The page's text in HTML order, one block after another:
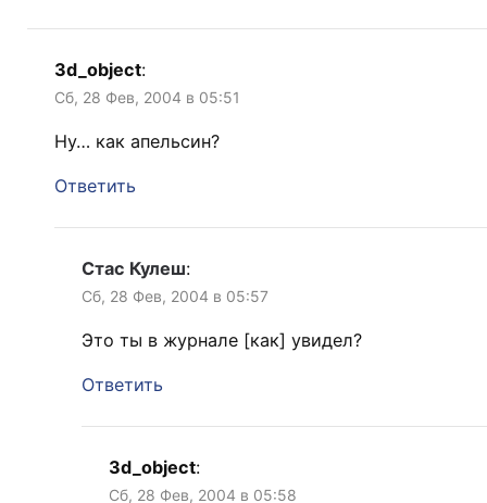
3d_object:
Сб, 28 Фев, 2004 в 05:51
Ну… как апельсин?
Ответить
Стас Кулеш:
Сб, 28 Фев, 2004 в 05:57
Это ты в журнале [как] увидел?
Ответить
3d_object:
Сб, 28 Фев, 2004 в 05:58